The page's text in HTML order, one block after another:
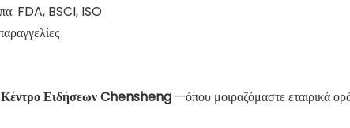
FDA, BSCI, ISO
Ειδήσεων Chensheng —όπου μοιραζόμαστε εταιρικά